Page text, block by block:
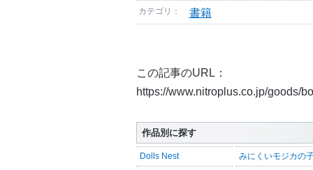
カテゴリ： 書籍
この記事のURL：
https://www.nitroplus.co.jp/goods/
作品別に探す
Dolls Nest みにくいモジカの